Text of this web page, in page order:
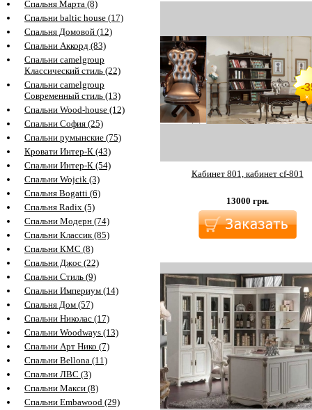
Спальня Марта (8)
Спальни baltic house (17)
Спальня Домовой (12)
Спальни Аккорд (83)
Спальни camelgroup
Классический стиль (22)
Спальни camelgroup
Современный стиль (13)
Спальни Wood-house (12)
Спальни София (25)
Спальни румынские (75)
Кровати Интер-К (43)
Спальни Интер-К (54)
Спальни Wojcik (3)
Спальня Bogatti (6)
Спальня Radix (5)
Спальни Модерн (74)
Спальни Классик (85)
Спальни КМС (8)
Спальни Джос (22)
Спальни Стиль (9)
Спальни Империум (14)
Спальня Дом (57)
Спальни Николас (17)
Спальни Woodways (13)
Спальни Арт Нико (7)
Спальни Bellona (11)
Спальни ЛВС (3)
Спальни Макси (8)
Спальни Embawood (29)
-
Кабинет 801, кабинет cf-801
13000 грн.